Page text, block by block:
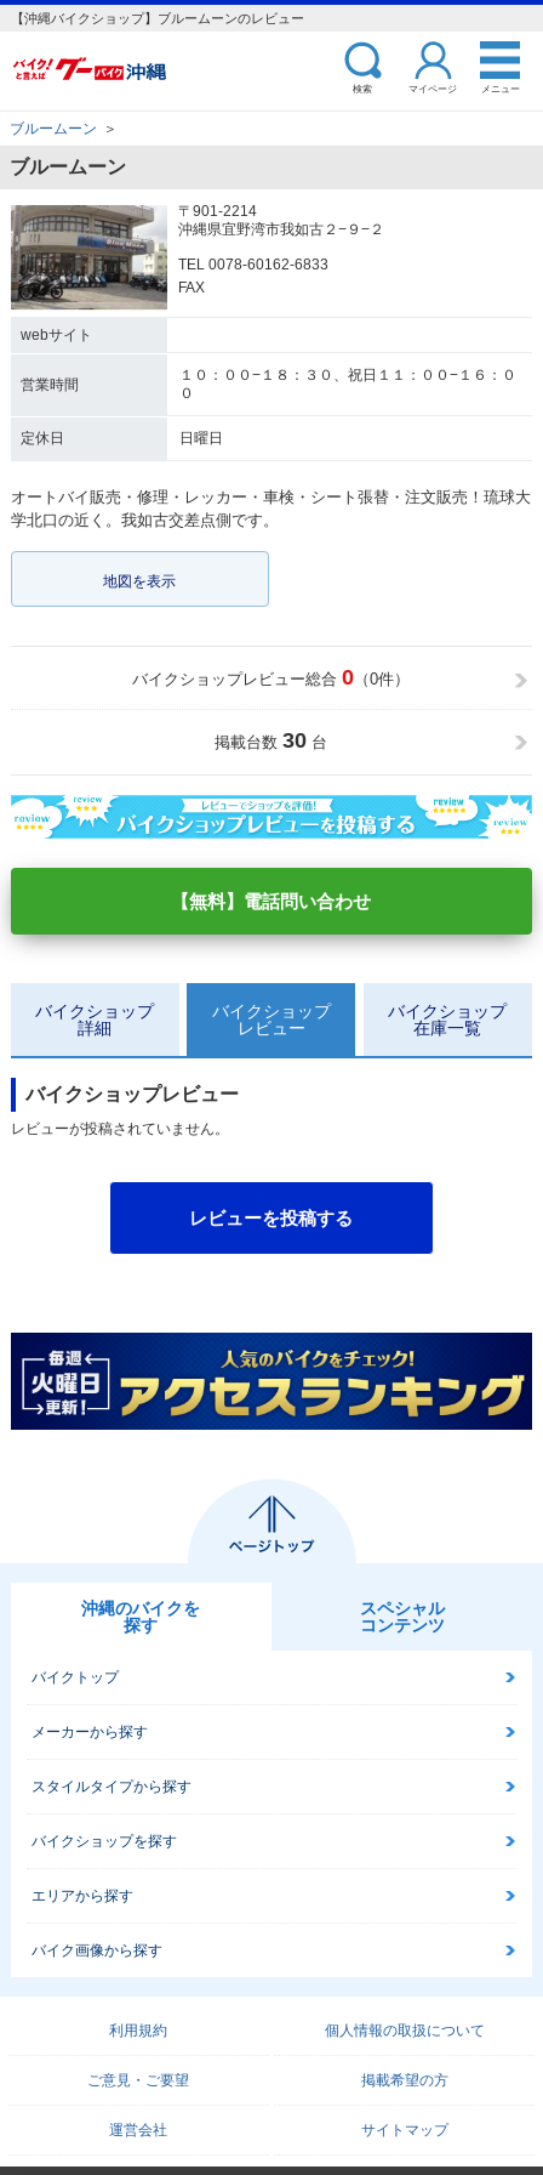
【沖縄バイクショップ】ブルームーンのレビュー
検索 マイページ メニュー
ブルームーン ＞
ブルームーン
〒901-2214
沖縄県宜野湾市我如古２−９−２
TEL 0078-60162-6833
FAX
webサイト
営業時間
１０：００−１８：３０、祝日１１：００−１６：０
０
定休日 日曜日
オートバイ販売・修理・レッカー・車検・シート張替・注文販売！琉球大
学北口の近く。我如古交差点側です。
地図を表示
バイクショップレビュー総合 0 （0件）
掲載台数 30 台
【無料】電話問い合わせ
バイクショップ
詳細
バイクショップ
レビュー
バイクショップ
在庫一覧
バイクショップレビュー
レビューが投稿されていません。
レビューを投稿する
沖縄のバイクを
探す
スペシャル
コンテンツ
バイクトップ
メーカーから探す
スタイルタイプから探す
バイクショップを探す
エリアから探す
バイク画像から探す
利用規約 個人情報の取扱について
ご意見・ご要望 掲載希望の方
運営会社 サイトマップ